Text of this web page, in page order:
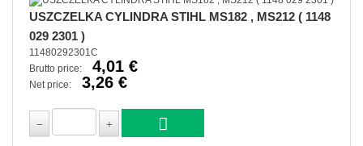
USZCZELKA CYLINDRA STIHL MS182 , MS212 ( 1148
029 2301 )
11480292301C
Brutto price:
4,01 €
Net price: 3,26 €